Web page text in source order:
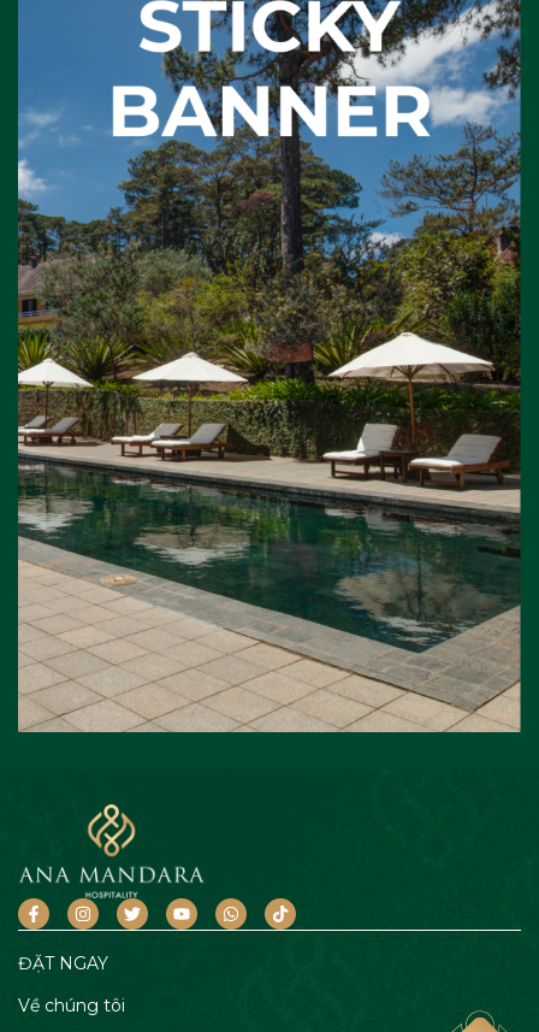
ĐẶT NGAY
Về chúng tôi